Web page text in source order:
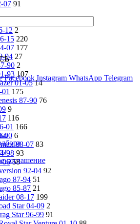
07 91
12 2
15 220
07 177
94 27
90 2
93 107
01-05 14
175
87-90 76
9
116
01 166
00 6
88-07 83
98 93
06 58
92-04 92
87-94 51
85-87 21
08-17 199
Star 04-09 2
Star 96-99 91
Facebook Instagram WhatsApp Telegram
соглашение